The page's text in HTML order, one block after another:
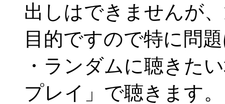
出しはできませんが
目的ですので特に問
・ランダムに聴きた
プレイ」で聴きます